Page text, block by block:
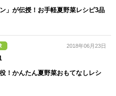
ン」が伝授！お手軽夏野菜レシピ3品
2018年06月23日
！かんたん夏野菜おもてなしレシ